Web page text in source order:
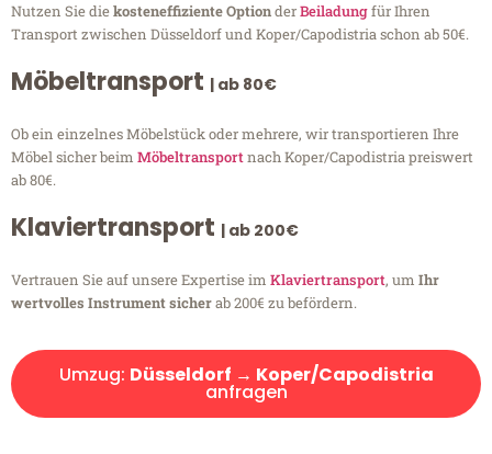
Nutzen Sie diekosteneffiziente OptionderBeiladungfür Ihren
Transport zwischen Düsseldorf und Koper/Capodistria schon ab 50€.
Möbeltransport | ab 80€
Ob ein einzelnes Möbelstück oder mehrere, wir transportieren Ihre
Möbel sicher beim Möbeltransportnach Koper/Capodistria preiswert
ab 80€.
Klaviertransport | ab 200€
Vertrauen Sie auf unsere Expertise im Klaviertransport, um Ihr
wertvolles Instrument sicherab 200€ zu befördern.
Umzug: Düsseldorf → Koper/Capodistria
anfragen